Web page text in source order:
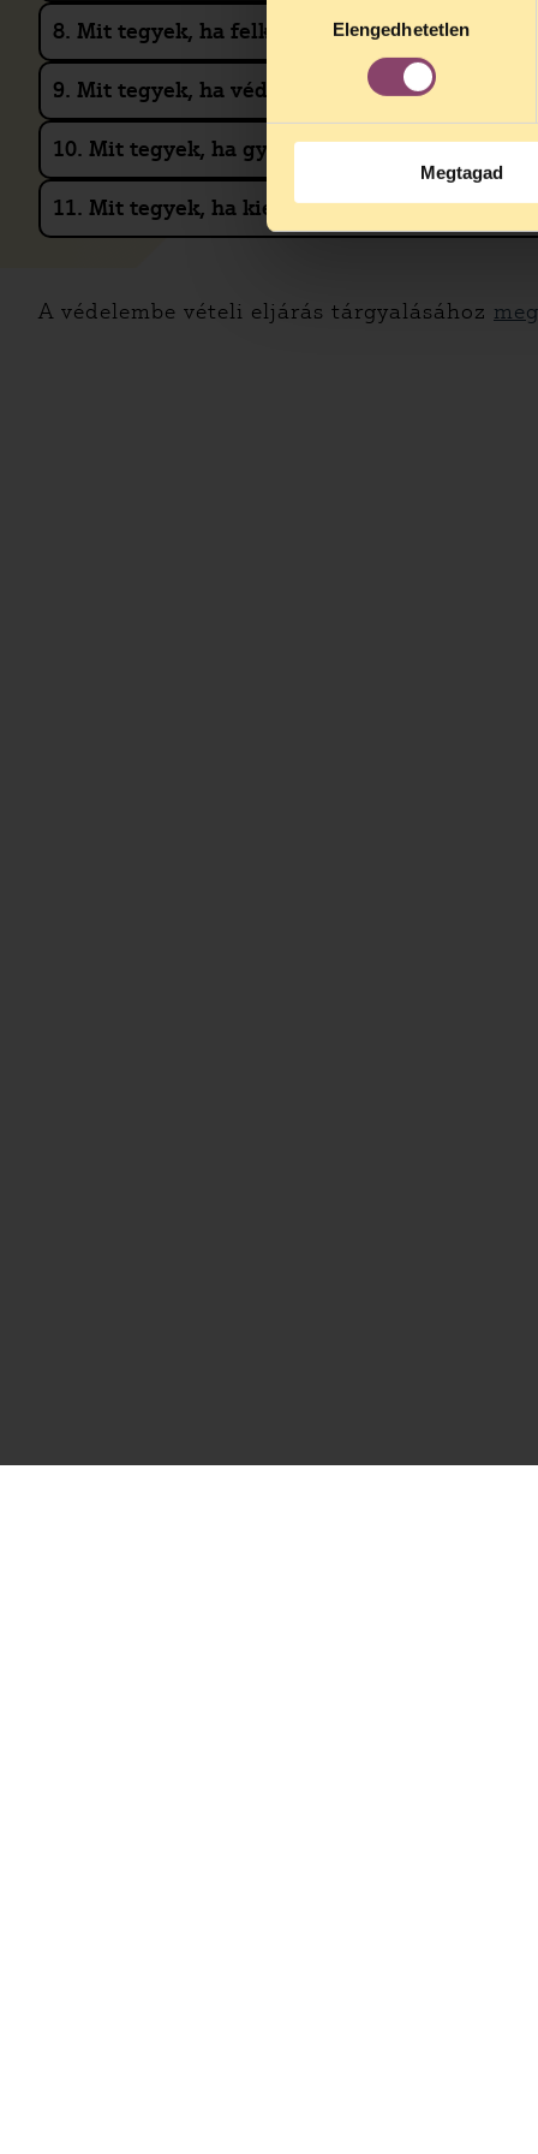
kiválasztásaElengedhetetlen
Megtagad
8. Mit tegyek, ha felkeres a családsegítő?
9. Mit tegyek, ha védelembe vételi eljárás
10. Mit tegyek, ha gyermekem kiemelésével
11. Mit tegyek, ha kiemelték a gyermekem?
A védelembe vételi eljárás tárgyalásához